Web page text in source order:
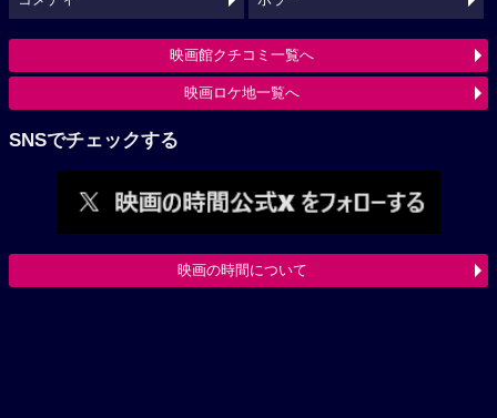
映画館クチコミ一覧へ
映画ロケ地一覧へ
SNSでチェックする
映画の時間について